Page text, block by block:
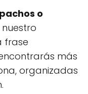
o
nuestro
frase
más
organizadas